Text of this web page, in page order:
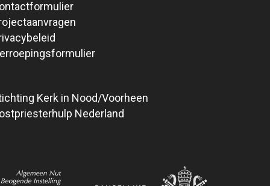
Kerk in Nood/Voorheen
Nederland